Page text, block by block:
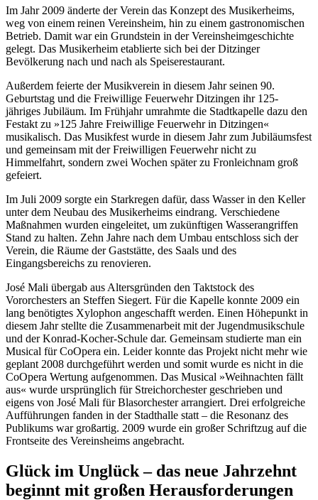
Im Jahr 2009 änderte der Verein das Konzept des Musikerheims,
weg von einem reinen Vereinsheim, hin zu einem gastronomischen
Betrieb. Damit war ein Grundstein in der Vereinsheimgeschichte
gelegt. Das Musikerheim etablierte sich bei der Ditzinger
Bevölkerung nach und nach als Speiserestaurant.
Außerdem feierte der Musikverein in diesem Jahr seinen 90.
Geburtstag und die Freiwillige Feuerwehr Ditzingen ihr 125-
jähriges Jubiläum. Im Frühjahr umrahmte die Stadtkapelle dazu den
Festakt zu »125 Jahre Freiwillige Feuerwehr in Ditzingen«
musikalisch. Das Musikfest wurde in diesem Jahr zum Jubiläumsfest
und gemeinsam mit der Freiwilligen Feuerwehr nicht zu
Himmelfahrt, sondern zwei Wochen später zu Fronleichnam groß
gefeiert.
Im Juli 2009 sorgte ein Starkregen dafür, dass Wasser in den Keller
unter dem Neubau des Musikerheims eindrang. Verschiedene
Maßnahmen wurden eingeleitet, um zukünftigen Wasserangriffen
Stand zu halten. Zehn Jahre nach dem Umbau entschloss sich der
Verein, die Räume der Gaststätte, des Saals und des
Eingangsbereichs zu renovieren.
José Mali übergab aus Altersgründen den Taktstock des
Vororchesters an Steffen Siegert. Für die Kapelle konnte 2009 ein
lang benötigtes Xylophon angeschafft werden. Einen Höhepunkt in
diesem Jahr stellte die Zusammenarbeit mit der Jugendmusikschule
und der Konrad-Kocher-Schule dar. Gemeinsam studierte man ein
Musical für CoOpera ein. Leider konnte das Projekt nicht mehr wie
geplant 2008 durchgeführt werden und somit wurde es nicht in die
CoOpera Wertung aufgenommen. Das Musical »Weihnachten fällt
aus« wurde ursprünglich für Streichorchester geschrieben und
eigens von José Mali für Blasorchester arrangiert. Drei erfolgreiche
Aufführungen fanden in der Stadthalle statt – die Resonanz des
Publikums war großartig. 2009 wurde ein großer Schriftzug auf die
Frontseite des Vereinsheims angebracht.
Glück im Unglück – das neue Jahrzehnt
beginnt mit großen Herausforderungen